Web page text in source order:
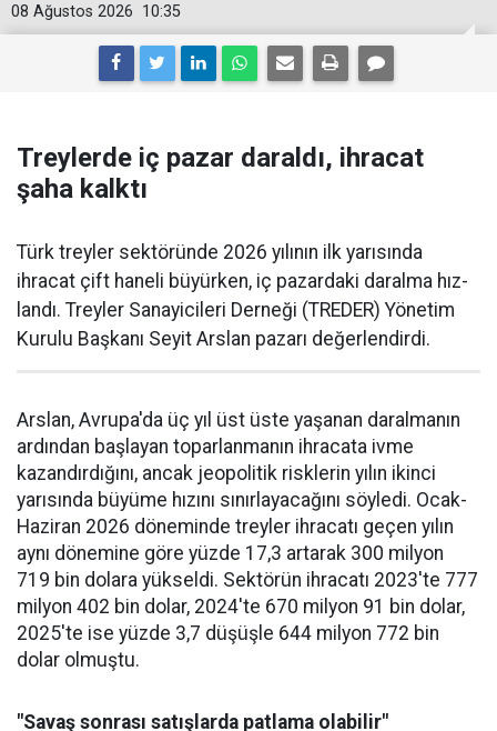
10:35
08 Ağustos 2026
Treylerde iç pazar daraldı, ihracat
şaha kalktı
Türk treyler sektöründe 2026 yılının ilk yarısın­da
ihracat çift haneli bü­yürken, iç pazardaki daralma hız­
landı. Treyler Sanayicileri Der­neği (TREDER) Yönetim
Kurulu Başkanı Seyit Arslan pazarı değerlendirdi.
Arslan, Avrupa'da üç yıl üst üste yaşanan daralma­nın
ardından başlayan toparlan­manın ihracata ivme
kazandır­dığını, ancak jeopolitik riskle­rin yılın ikinci
yarısında büyüme hızını sınırlayacağını söyledi. Ocak-
Haziran 2026 döneminde treyler ihracatı geçen yılın
aynı dönemine göre yüzde 17,3 artarak 300 milyon
719 bin dolara yüksel­di. Sektörün ihracatı 2023'te 777
milyon 402 bin dolar, 2024'te 670 milyon 91 bin dolar,
2025'te ise yüzde 3,7 düşüşle 644 milyon 772 bin
dolar olmuştu.
"Savaş sonrası satışlarda patlama olabilir"